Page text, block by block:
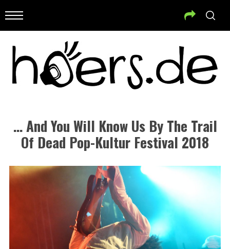
… And You Will Know Us By The Trail
Of Dead Pop-Kultur Festival 2018